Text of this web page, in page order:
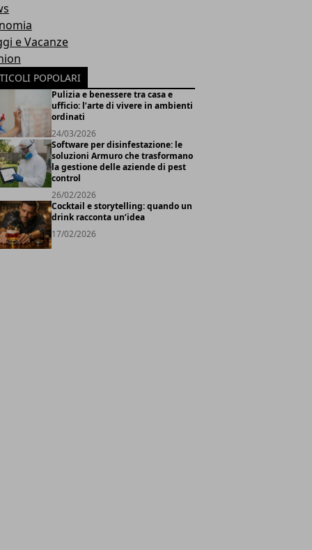
e Vacanze
POPOLARI
Pulizia e benessere tra casa e
ufficio: l’arte di vivere in ambienti
ordinati
24/03/2026
Software per disinfestazione: le
soluzioni Armuro che trasformano
la gestione delle aziende di pest
control
26/02/2026
Cocktail e storytelling: quando un
drink racconta un’idea
17/02/2026